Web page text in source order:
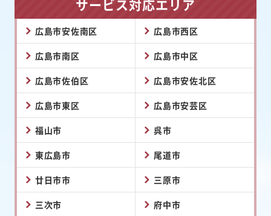
サービス対応エリア
広島市安佐南区 広島市西区
広島市南区 広島市中区
広島市佐伯区 広島市安佐北区
広島市東区 広島市安芸区
福山市 呉市
東広島市 尾道市
廿日市市 三原市
三次市 府中市